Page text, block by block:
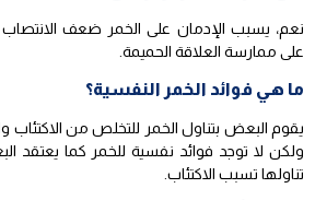
نعم، يسبب الإدمان على الخمر ضعف الانتصاب
على ممارسة العلاقة الحميمة.
ما هي فوائد الخمر النفسية؟
يقوم البعض بتناول الخمر للتخلص من الاكتئاب
ولكن لا توجد فوائد نفسية للخمر كما يعتقد
تناولها تسبب الاكتئاب.